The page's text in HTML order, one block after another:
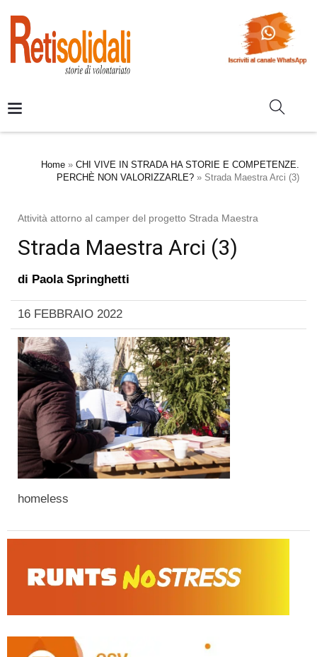
Home » CHI VIVE IN STRADA HA STORIE E COMPETENZE.
PERCHÈ NON VALORIZZARLE? » Strada Maestra Arci (3)
Attività attorno al camper del progetto Strada Maestra
Strada Maestra Arci (3)
di Paola Springhetti
16 FEBBRAIO 2022
homeless